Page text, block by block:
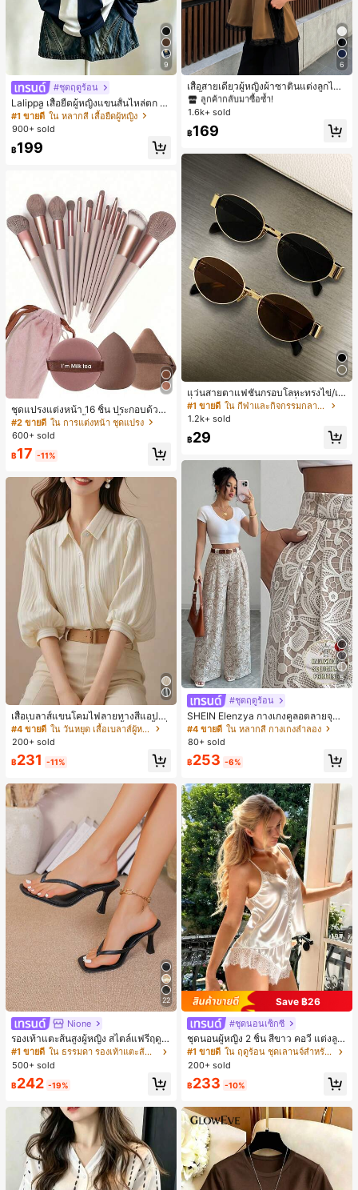
9
#ชุดฤดูร้อน
Lalippa เสื้อยืดผู้หญิงแขนสั้นไหล่ตก ค
อวีปกเสื้อ ลายพิมพ์ดิจิทัลลายทาง สไตล์
สปอร์ตแฟชั่นมินิมอล ของขวัญสำหรับเ
พื่อน
#1 ขายดี ใน หลากสี เสื้อยืดผู้หญิง
900+ sold
฿199
ชุดแปรงแต่งหน้า 16 ชิ้น ประกอบด้วยแ
ปรงแต่งหน้า 13 ชิ้น, ฟองน้ำแต่งหน้ารู
ปหยดน้ำ 1 ชิ้น, แปรงแป้งรองพื้นกลม 1
ชิ้น และฟองน้ำแต่งหน้ารูปสามเหลี่ยม
1 ชิ้น - ชุดคลาสสิก ทำจากขนสังเคราะ
ห์นุ่มและเป็นมิตรต่อผิว เหมาะสำหรับผู้
หญิงและเด็กผู้หญิง เหมาะสำหรับฤดูใบ
ไม้ร่วงและฤดูหนาว
#2 ขายดี ใน การแต่งหน้า ชุดแปรง
600+ sold
฿17 -11%
เสื้อเบลาส์แขนโคมไฟลายทางสีแอปริค
อตที่หรูหราสำหรับผู้หญิง, เสื้อแขนสั้นที่
ใช้ได้หลากหลายสำหรับการเดินทาง, ตั
ดแบบสุ่มสำหรับฤดูร้อน
#4 ขายดี
ใน วันหยุด เสื้อเบลาส์ผู้หญิง
200+ sold
฿231 -11%
22
Nione
รองเท้าแตะส้นสูงผู้หญิง สไตล์แฟรี่ฤดูร้
อน ส้นบาง แบบคีบ แต่งสายคาดผม รอ
งเท้าแตะชายหาดสำหรับเที่ยวพักผ่อน
แฟชั่นสายไขว้ สำหรับเดทไนท์
#1 ขายดี
ใน ธรรมดา รองเท้าแตะส้นสูงผู้หญิง
500+ sold
฿242 -19%
6
เสื้อสายเดี่ยวผู้หญิงผ้าซาตินแต่งลูกไม้
- เสื้อสายเดี่ยวฤดูร้อนสีคากีมีรอยผ่าด้า
นข้างที่น่าดึงดูดแบบสบายๆ
#1 ขายดี
ใน สีกากี เสื้อสตรี เสื้อเบลาส์ & Tee
ลูกค้ากลับมาซื้อซ้ำ!
#1 ขายดี
ใน สีกากี เสื้อสตรี เสื้อเบลาส์ & Tee
ลูกค้ากลับมาซื้อซ้ำ!
#1 ขายดี
ใน สีกากี เสื้อสตรี เสื้อเบลาส์ & Tee
ลูกค้ากลับมาซื้อซ้ำ!
#1 ขายดี
ลูกค้ากลับมาซื้อซ้ำ!
1.6k+ sold
฿169
แว่นสายตาแฟชั่นกรอบโลหะทรงไข่/เห
ลี่ยมสำหรับผู้หญิง (กรอบครึ่ง), เหมาะ
สำหรับใส่ในชีวิตประจำวันและกิจกรรม
#1 ขายดี
ใน กีฬาและกิจกรรมกลางแจ้ง
1.2k+ sold
฿29
5
#ชุดฤดูร้อน
SHEIN Elenzya กางเกงคูลอตลายจุดเ
อวสูงแบบใหม่สำหรับฤดูใบไม้ผลิ/ฤดูร้อ
น, สไตล์หรูหราเหมาะสำหรับใส่ในชีวิต
ประจำวันและทำงาน, ให้ความรู้สึกวินเ
ทจสำหรับฤดูรับปริญญา, เทศกาลดนตร
ี, การแข่งม้าดาร์บี้, วันประกาศอิสรภาพ
#4 ขายดี ใน หลากสี กางเกงลำลอง
80+ sold
฿253 -6%
Save ฿26
#ชุดนอนเซ็กซี่
ชุดนอนผู้หญิง 2 ชิ้น สีขาว คอวี แต่งลูก
ไม้แบบแพตช์เวิร์ก ชุดนอนใส่ในบ้าน
สำหรับเธอ
#1 ขายดี
ใน ฤดูร้อน ชุดเลานจ์สำหรับผู้หญิง
200+ sold
฿233 -10%